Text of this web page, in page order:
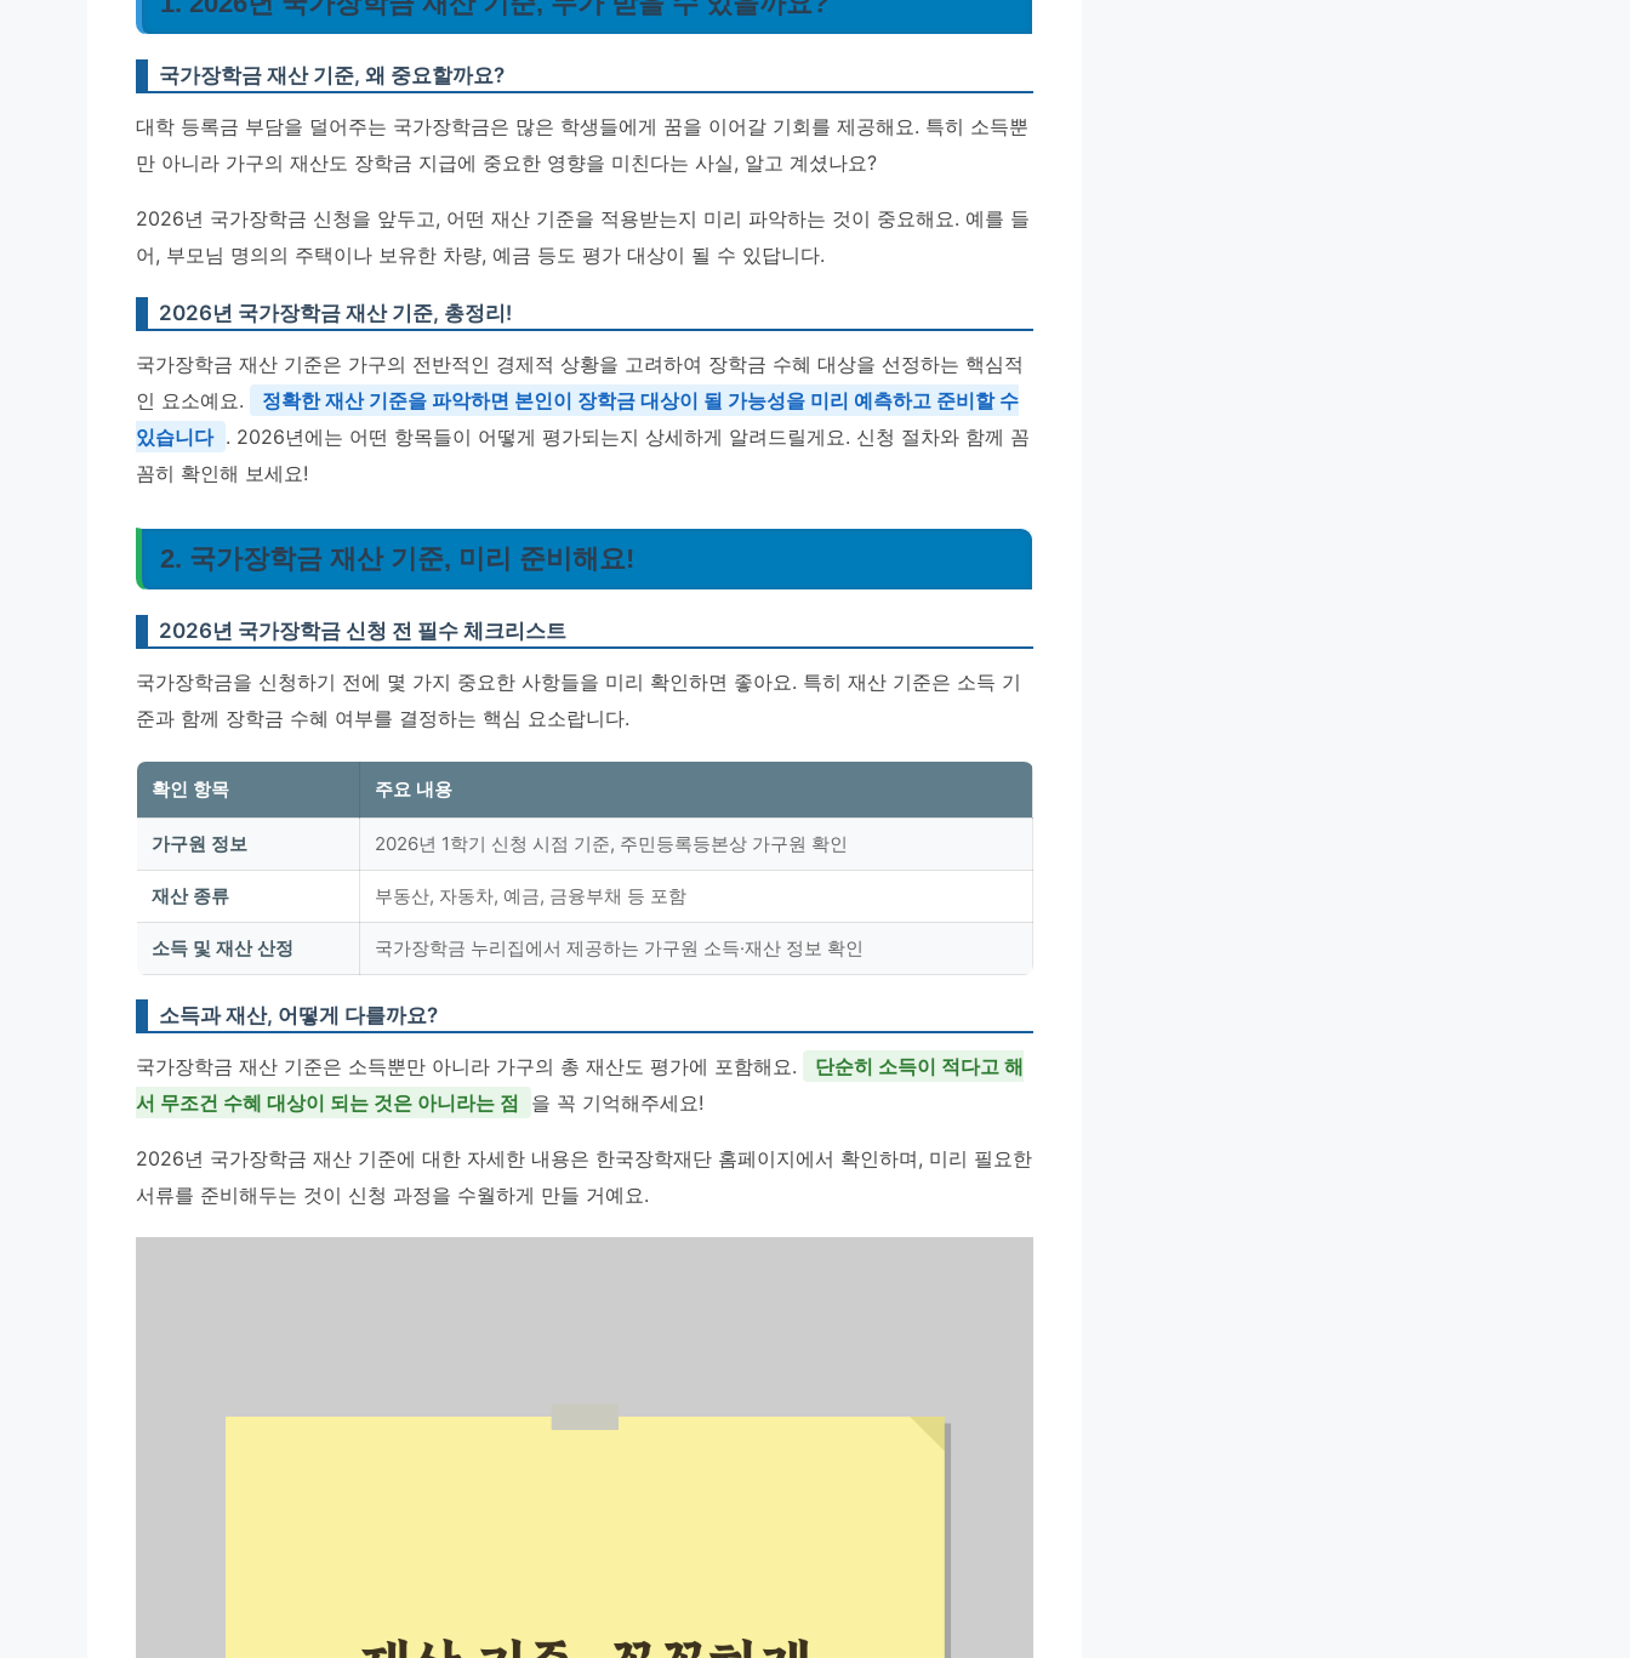
국가장학금 재산 기준, 왜 중요할까요?
대학 등록금 부담을 덜어주는 국가장학금은 많은 학생들에게 꿈을 이어갈 기회를 제공해요. 특히 소득뿐
만 아니라 가구의 재산도 장학금 지급에 중요한 영향을 미친다는 사실, 알고 계셨나요?
2026년 국가장학금 신청을 앞두고, 어떤 재산 기준을 적용받는지 미리 파악하는 것이 중요해요. 예를 들
어, 부모님 명의의 주택이나 보유한 차량, 예금 등도 평가 대상이 될 수 있답니다.
2026년 국가장학금 재산 기준, 총정리!
국가장학금 재산 기준은 가구의 전반적인 경제적 상황을 고려하여 장학금 수혜 대상을 선정하는 핵심적
인 요소예요.
정확한 재산 기준을 파악하면 본인이 장학금 대상이 될 가능성을 미리 예측하고 준비할 수
있습니다 . 2026년에는 어떤 항목들이 어떻게 평가되는지 상세하게 알려드릴게요. 신청 절차와 함께 꼼
꼼히 확인해 보세요!
2. 국가장학금 재산 기준, 미리 준비해요!
2026년 국가장학금 신청 전 필수 체크리스트
국가장학금을 신청하기 전에 몇 가지 중요한 사항들을 미리 확인하면 좋아요. 특히 재산 기준은 소득 기
준과 함께 장학금 수혜 여부를 결정하는 핵심 요소랍니다.
확인 항목 주요 내용
가구원 정보 2026년 1학기 신청 시점 기준, 주민등록등본상 가구원 확인
재산 종류 부동산, 자동차, 예금, 금융부채 등 포함
소득 및 재산 산정 국가장학금 누리집에서 제공하는 가구원 소득·재산 정보 확인
소득과 재산, 어떻게 다를까요?
국가장학금 재산 기준은 소득뿐만 아니라 가구의 총 재산도 평가에 포함해요.
단순히 소득이 적다고 해
서 무조건 수혜 대상이 되는 것은 아니라는 점
을 꼭 기억해주세요!
2026년 국가장학금 재산 기준에 대한 자세한 내용은 한국장학재단 홈페이지에서 확인하며, 미리 필요한
서류를 준비해두는 것이 신청 과정을 수월하게 만들 거예요.